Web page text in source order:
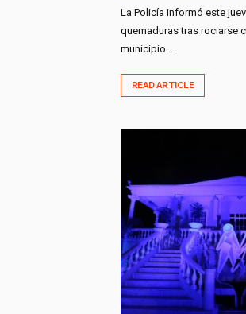
La Policía informó este
quemaduras tras rociarse
municipio...
READ ARTICLE